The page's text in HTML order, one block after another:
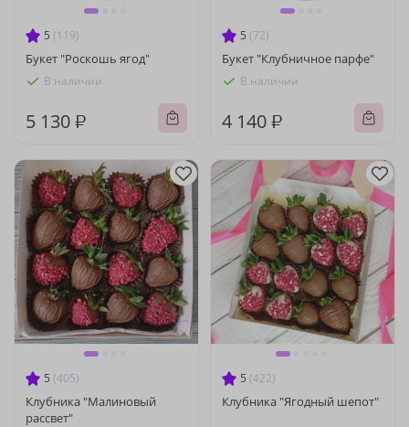
5 (119)
Букет "Роскошь ягод"
В наличии
5 130 ₽
5 (72)
Букет "Клубничное парфе"
В наличии
4 140 ₽
5 (405)
Клубника "Малиновый
рассвет"
5 (422)
Клубника "Ягодный шепот"